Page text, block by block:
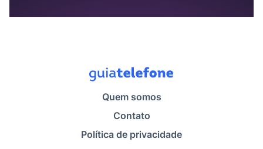
Quem somos
Contato
Política de privacidade